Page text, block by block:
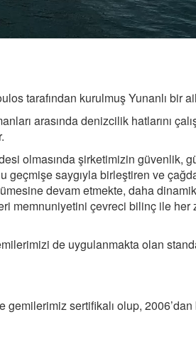
tarafından kurulmuş Yunanlı bir
arasında denizcilik hatlarını
olmasında şirketimizin güvenlik,
geçmişe saygıyla birleştiren ve
devam etmekte, daha
memnuniyetini çevreci bilinç ile her
de uygulanmakta olan
sertifikalı olup, 2006’dan